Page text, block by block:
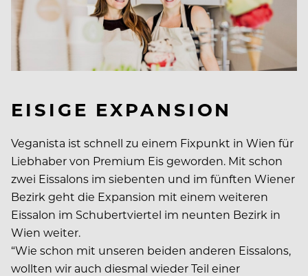
EISIGE EXPANSION
Veganista ist schnell zu einem Fixpunkt in Wien für
Liebhaber von Premium Eis geworden. Mit schon
zwei Eissalons im siebenten und im fünften Wiener
Bezirk geht die Expansion mit einem weiteren
Eissalon im Schubertviertel im neunten Bezirk in
Wien weiter.
“Wie schon mit unseren beiden anderen Eissalons,
wollten wir auch diesmal wieder Teil einer